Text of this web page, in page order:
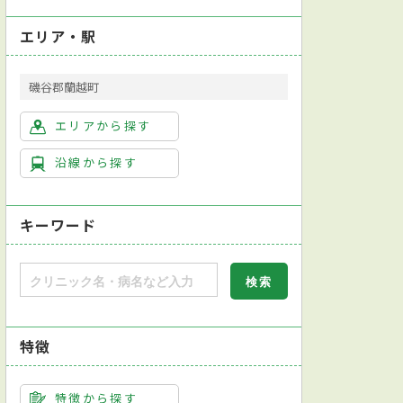
エリア・駅
磯谷郡蘭越町
エリアから探す
沿線から探す
キーワード
特徴
特徴から探す